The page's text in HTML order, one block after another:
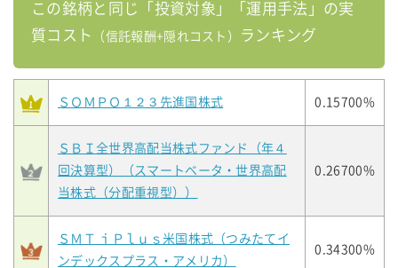
この銘柄と同じ「投資対象」「運用手法」の実
質コスト
（信託報酬+隠れコスト） ランキング
ＳＯＭＰＯ１２３先進国株式 0.15700%
ＳＢＩ全世界高配当株式ファンド（年４
回決算型）（スマートベータ・世界高配
当株式（分配重視型））
0.26700%
ＳＭＴ ｉＰｌｕｓ米国株式（つみたてイ
ンデックスプラス・アメリカ）
0.34300%